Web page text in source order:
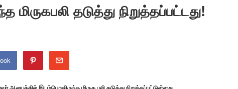
தடுத்து நிறுத்தப்பட்டது!